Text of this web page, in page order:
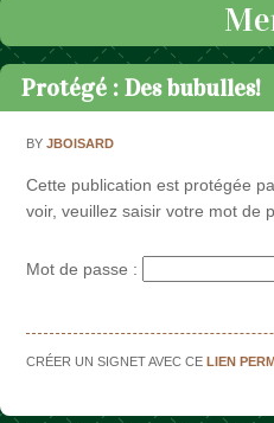
Passer au contenu
Protégé : Des bubulles!
BYJBOISARD
Cette publication est protégée
voir, veuillez saisir votre mot de
Mot de passe :
CRÉER UN SIGNET AVEC CELIEN